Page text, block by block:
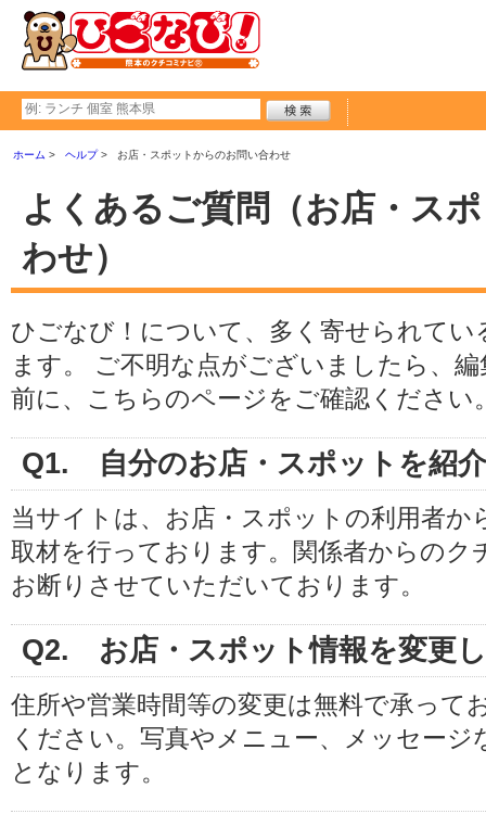
ホーム ヘルプ お店・スポットからのお問い合わせ
よくあるご質問（お店・ス
わせ）
ひごなび！について、多く寄せられて
ます。 ご不明な点がございましたら、
前に、こちらのページをご確認ください
Q1. 自分のお店・スポットを紹
当サイトは、お店・スポットの利用者
取材を行っております。関係者からのク
お断りさせていただいております。
Q2. お店・スポット情報を変更
住所や営業時間等の変更は無料で承って
ください。写真やメニュー、メッセー
となります。